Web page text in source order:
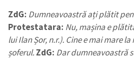
ZdG: Dumneavoastră ați plătit
Protestatara: Nu, mașina e
lui Ilan Șor, n.r.). Cine e mai mare
șoferul.ZdG: Dar dumneavoastră